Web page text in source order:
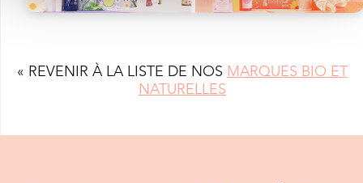
« REVENIR À LA LISTE DE NOS MARQUES BIO ET
NATURELLES